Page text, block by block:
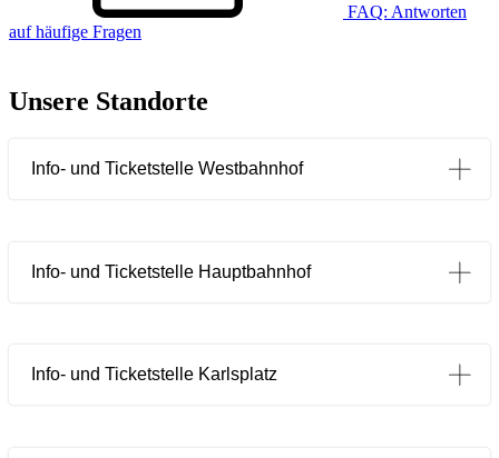
FAQ: Antworten
auf häufige Fragen
Unsere Standorte
Info- und Ticketstelle Westbahnhof
Info- und Ticketstelle Hauptbahnhof
Info- und Ticketstelle Karlsplatz